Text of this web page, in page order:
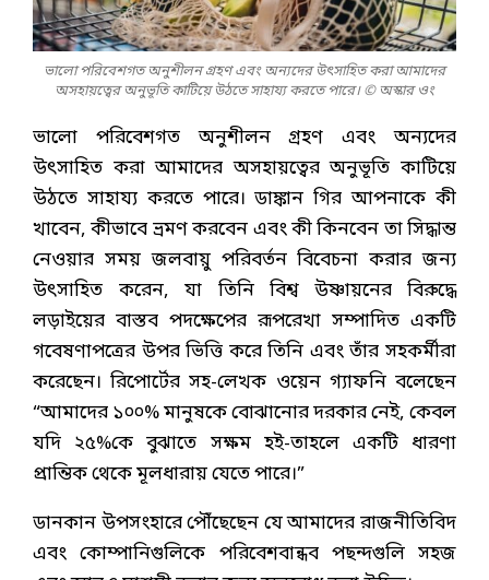
ভালো পরিবেশগত অনুশীলন গ্রহণ এবং অন্যদের উৎসাহিত করা আমাদের
অসহায়ত্বের অনুভূতি কাটিয়ে উঠতে সাহায্য করতে পারে। © অস্কার ওং
ভালো পরিবেশগত অনুশীলন গ্রহণ এবং অন্যদের
উৎসাহিত করা আমাদের অসহায়ত্বের অনুভূতি কাটিয়ে
উঠতে সাহায্য করতে পারে। ডাঙ্কান গির আপনাকে কী
খাবেন, কীভাবে ভ্রমণ করবেন এবং কী কিনবেন তা সিদ্ধান্ত
নেওয়ার সময় জলবায়ু পরিবর্তন বিবেচনা করার জন্য
উৎসাহিত করেন, যা তিনি বিশ্ব উষ্ণায়নের বিরুদ্ধে
লড়াইয়ের বাস্তব পদক্ষেপের রূপরেখা সম্পাদিত একটি
গবেষণাপত্রের উপর ভিত্তি করে তিনি এবং তাঁর সহকর্মীরা
করেছেন। রিপোর্টের সহ-লেখক ওয়েন গ্যাফনি বলেছেন
“আমাদের ১০০% মানুষকে বোঝানোর দরকার নেই, কেবল
যদি ২৫%কে বুঝাতে সক্ষম হই-তাহলে একটি ধারণা
প্রান্তিক থেকে মূলধারায় যেতে পারে।”
ডানকান উপসংহারে পৌঁছেছেন যে আমাদের রাজনীতিবিদ
এবং কোম্পানিগুলিকে পরিবেশবান্ধব পছন্দগুলি সহজ